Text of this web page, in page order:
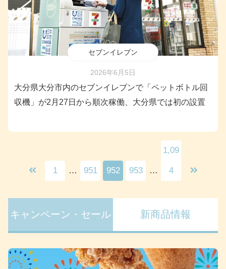
セブンイレブン
2026年6月5日
大分県大分市内のセブンイレブンで「ペットボトル回
収機」が2月27日から順次稼働、大分県では初の設置
1 … 951 952 953 …
1,09
4
キャンペーン・セール 新商品情報